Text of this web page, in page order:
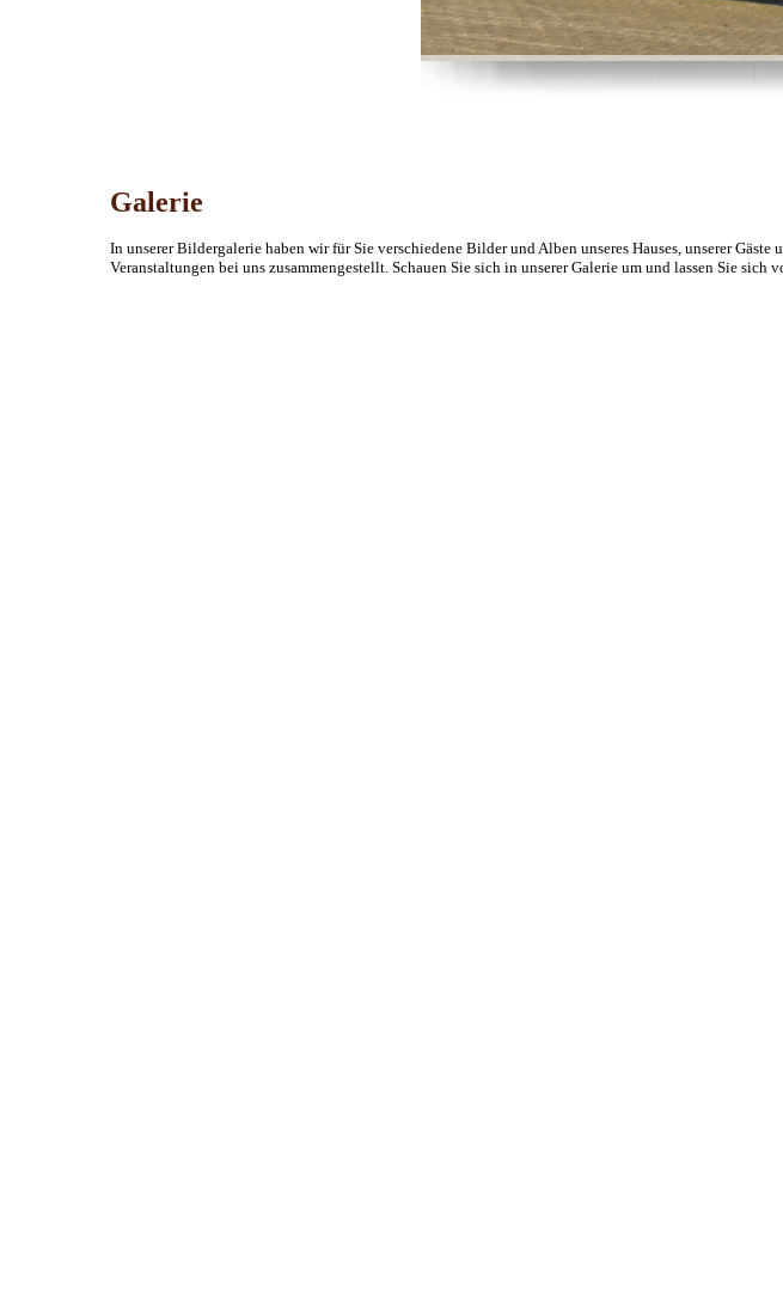
Galerie
In unserer Bildergalerie haben wir für Sie verschiedene Bilder und Alben unseres Hauses, unserer
Veranstaltungen bei uns zusammengestellt. Schauen Sie sich in unserer Galerie um und lassen Sie sich